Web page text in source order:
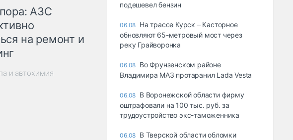
АЗС
на ремонт и
и автохимия
подешевел бензин
06.08 На трассе Курск – Касторное
обновляют 65-метровый мост через
реку Грайворонка
06.08 Во Фрунзенском районе
Владимира МАЗ протаранил Lada Vesta
06.08 В Воронежской области фирму
оштрафовали на 100 тыс. руб. за
трудоустройство экс-таможенника
06.08 В Тверской области обломки